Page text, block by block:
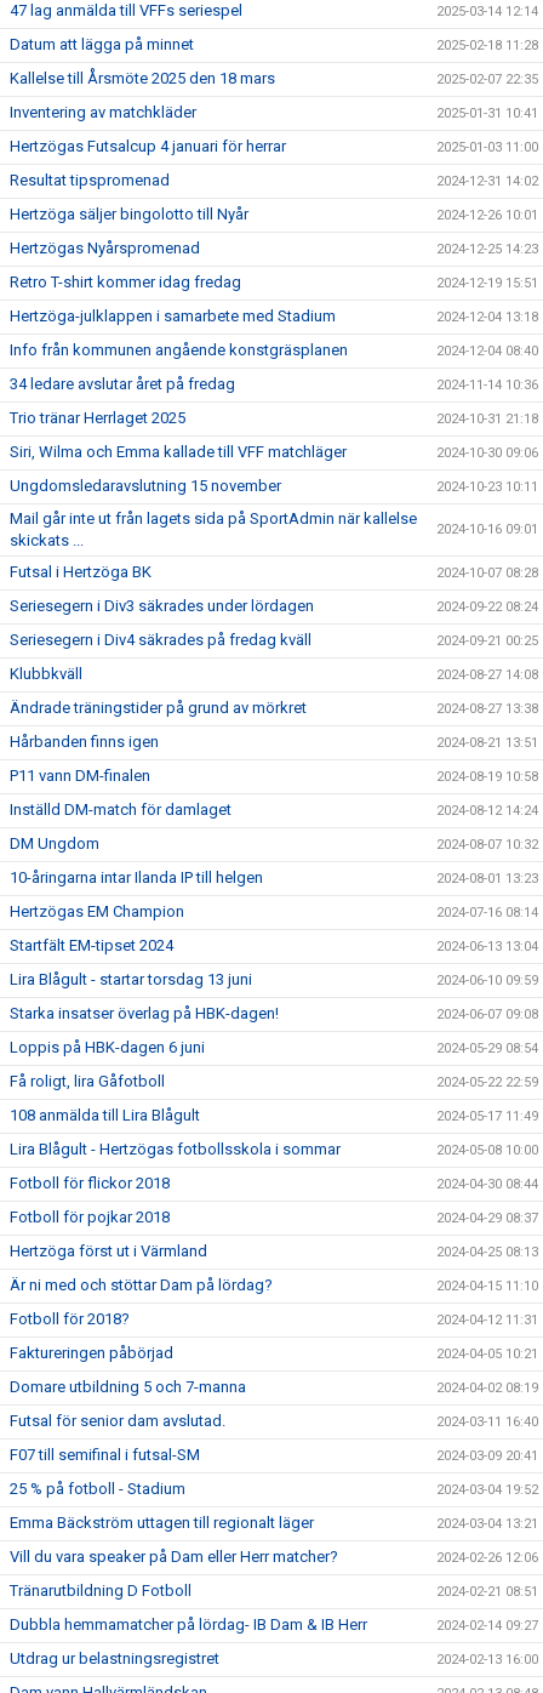
47 lag anmälda till VFFs seriespel 2025-03-14 12:14
Datum att lägga på minnet 2025-02-18 11:28
Kallelse till Årsmöte 2025 den 18 mars 2025-02-07 22:35
Inventering av matchkläder 2025-01-31 10:41
Hertzögas Futsalcup 4 januari för herrar 2025-01-03 11:00
Resultat tipspromenad 2024-12-31 14:02
Hertzöga säljer bingolotto till Nyår 2024-12-26 10:01
Hertzögas Nyårspromenad 2024-12-25 14:23
Retro T-shirt kommer idag fredag 2024-12-19 15:51
Hertzöga-julklappen i samarbete med Stadium 2024-12-04 13:18
Info från kommunen angående konstgräsplanen 2024-12-04 08:40
34 ledare avslutar året på fredag 2024-11-14 10:36
Trio tränar Herrlaget 2025 2024-10-31 21:18
Siri, Wilma och Emma kallade till VFF matchläger 2024-10-30 09:06
Ungdomsledaravslutning 15 november 2024-10-23 10:11
Mail går inte ut från lagets sida på SportAdmin när kallelse
skickats ...
2024-10-16 09:01
Futsal i Hertzöga BK 2024-10-07 08:28
Seriesegern i Div3 säkrades under lördagen 2024-09-22 08:24
Seriesegern i Div4 säkrades på fredag kväll 2024-09-21 00:25
Klubbkväll 2024-08-27 14:08
Ändrade träningstider på grund av mörkret 2024-08-27 13:38
Hårbanden finns igen 2024-08-21 13:51
P11 vann DM-finalen 2024-08-19 10:58
Inställd DM-match för damlaget 2024-08-12 14:24
DM Ungdom 2024-08-07 10:32
10-åringarna intar Ilanda IP till helgen 2024-08-01 13:23
Hertzögas EM Champion 2024-07-16 08:14
Startfält EM-tipset 2024 2024-06-13 13:04
Lira Blågult - startar torsdag 13 juni 2024-06-10 09:59
Starka insatser överlag på HBK-dagen! 2024-06-07 09:08
Loppis på HBK-dagen 6 juni 2024-05-29 08:54
Få roligt, lira Gåfotboll 2024-05-22 22:59
108 anmälda till Lira Blågult 2024-05-17 11:49
Lira Blågult - Hertzögas fotbollsskola i sommar 2024-05-08 10:00
Fotboll för flickor 2018 2024-04-30 08:44
Fotboll för pojkar 2018 2024-04-29 08:37
Hertzöga först ut i Värmland 2024-04-25 08:13
Är ni med och stöttar Dam på lördag? 2024-04-15 11:10
Fotboll för 2018? 2024-04-12 11:31
Faktureringen påbörjad 2024-04-05 10:21
Domare utbildning 5 och 7-manna 2024-04-02 08:19
Futsal för senior dam avslutad. 2024-03-11 16:40
F07 till semifinal i futsal-SM 2024-03-09 20:41
25 % på fotboll - Stadium 2024-03-04 19:52
Emma Bäckström uttagen till regionalt läger 2024-03-04 13:21
Vill du vara speaker på Dam eller Herr matcher? 2024-02-26 12:06
Tränarutbildning D Fotboll 2024-02-21 08:51
Dubbla hemmamatcher på lördag- IB Dam & IB Herr 2024-02-14 09:27
Utdrag ur belastningsregistret 2024-02-13 16:00